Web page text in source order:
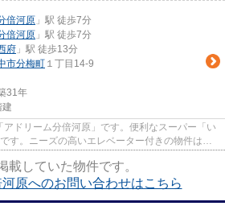
倍河原 」駅 徒歩7分
倍河原 」駅 徒歩7分
府 」駅 徒歩13分
市分梅町 １丁目14-9
31年
建
ドリーム分倍河原」です。便利なスーパー「い
す。ニーズの高いエレベーター付きの物件はこ
載していた物件です。
原へのお問い合わせはこちら